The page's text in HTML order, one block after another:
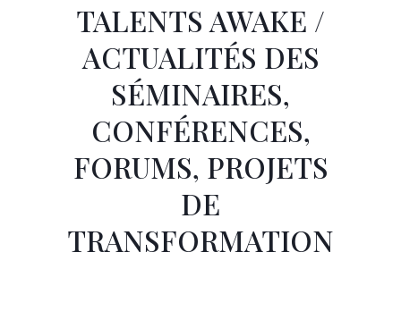
TALENTS AWAKE /
ACTUALITÉS DES
SÉMINAIRES,
CONFÉRENCES,
FORUMS, PROJETS
DE
TRANSFORMATION